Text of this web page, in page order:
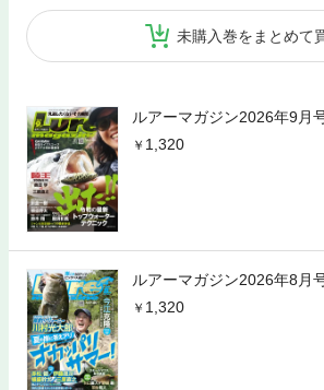
未購入巻をまとめて
ルアーマガジン2026年9月
1,320
ルアーマガジン2026年8月
1,320